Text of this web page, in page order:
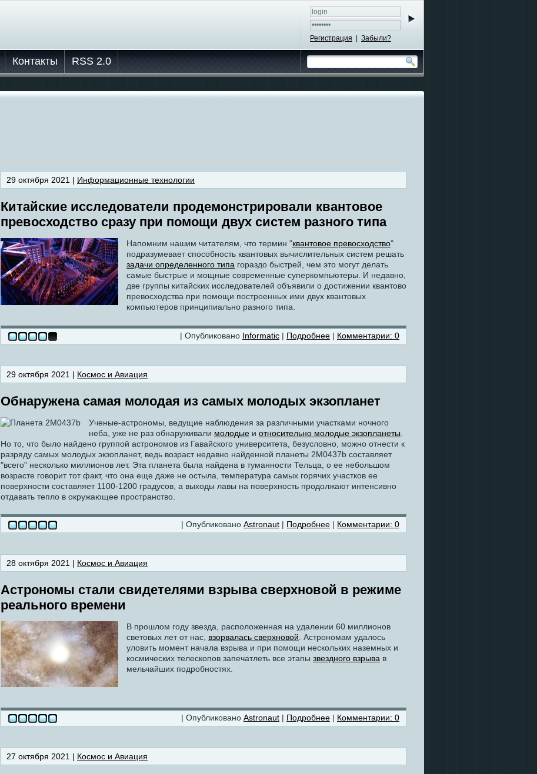
Регистрация Забыли?
Контакты RSS 2.0
29 октября 2021 | Информационные технологии
Китайские исследователи продемонстрировали квантовое
превосходство сразу при помощи двух систем разного типа
Напомним нашим читателям, что термин "квантовое превосходство"
подразумевает способность квантовых вычислительных систем решать
задачи определенного типа гораздо быстрей, чем это могут делать
самые быстрые и мощные современные суперкомпьютеры. И недавно,
две группы китайских исследователей объявили о достижении квантово
превосходства при помощи построенных ими двух квантовых
компьютеров принципиально разного типа.
| Опубликовано Informatic | Подробнее | Комментарии: 0
29 октября 2021 | Космос и Авиация
Обнаружена самая молодая из самых молодых экзопланет
Ученые-астрономы, ведущие наблюдения за различными участками ночного
неба, уже не раз обнаруживали молодые и относительно молодые экзопланеты
Но то, что было найдено группой астрономов из Гавайского университета, безусловно, можно отнести к
разряду самых молодых экзопланет, ведь возраст недавно найденной планеты 2M0437b составляет
"всего" несколько миллионов лет. Эта планета была найдена в туманности Тельца, о ее небольшом
возрасте говорит тот факт, что она еще даже не остыла, температура самых горячих участков ее
поверхности составляет 1100-1200 градусов, а выходы лавы на поверхность продолжают интенсивно
отдавать тепло в окружающее пространство.
| Опубликовано Astronaut | Подробнее | Комментарии: 0
28 октября 2021 | Космос и Авиация
Астрономы стали свидетелями взрыва сверхновой в режиме
реального времени
В прошлом году звезда, расположенная на удалении 60 миллионов
световых лет от нас, взорвалась сверхновой . Астрономам удалось
уловить момент начала взрыва и при помощи нескольких наземных и
космических телескопов запечатлеть все этапы звездного взрыва в
мельчайших подробностях.
| Опубликовано Astronaut | Подробнее | Комментарии: 0
27 октября 2021 | Космос и Авиация